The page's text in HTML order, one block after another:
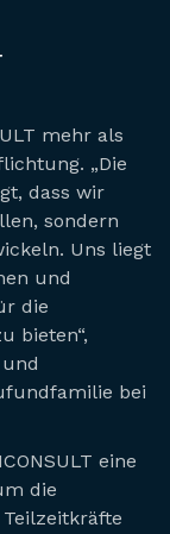
mehr als
„Die
dass wir
sondern
Uns liegt
und
die
bieten“,
bei
eine
die